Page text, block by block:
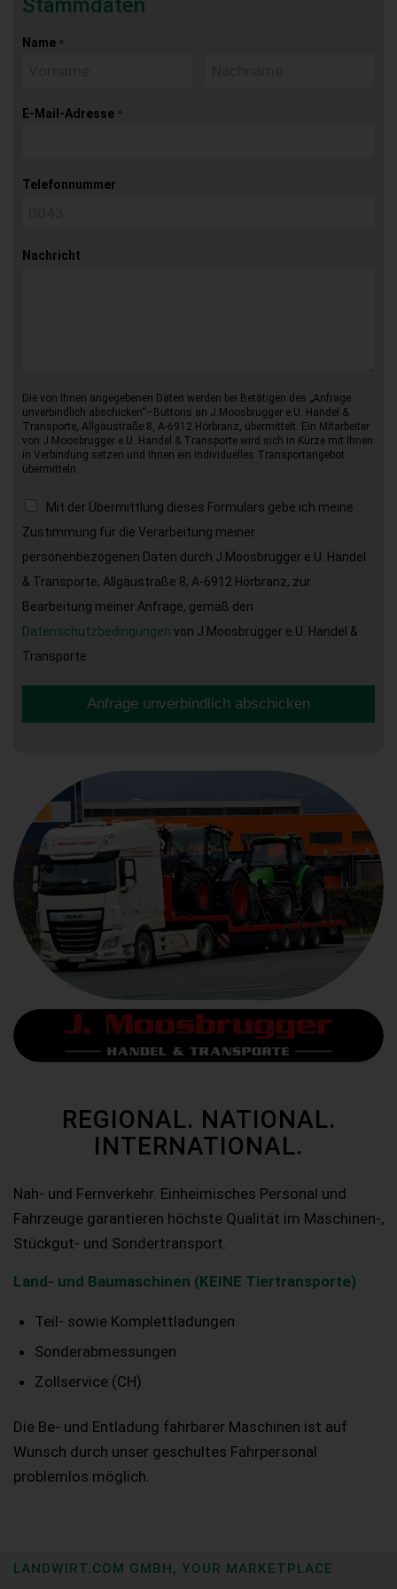
Stammdaten
Name *
E-Mail-Adresse *
Telefonnummer
Nachricht
Die von Ihnen angegebenen Daten werden bei Betätigen des „Anfrage
unverbindlich abschicken“–Buttons an J.Moosbrugger e.U. Handel &
Transporte, Allgäustraße 8, A-6912 Hörbranz, übermittelt. Ein Mitarbeiter
von J.Moosbrugger e.U. Handel & Transporte wird sich in Kürze mit Ihnen
in Verbindung setzen und Ihnen ein individuelles Transportangebot
übermitteln.
Mit der Übermittlung dieses Formulars gebe ich meine
Zustimmung für die Verarbeitung meiner
personenbezogenen Daten durch J.Moosbrugger e.U. Handel
& Transporte, Allgäustraße 8, A-6912 Hörbranz, zur
Bearbeitung meiner Anfrage, gemäß den
Datenschutzbedingungen von J.Moosbrugger e.U. Handel &
Transporte.
Anfrage unverbindlich abschicken
REGIONAL. NATIONAL.
INTERNATIONAL.
Nah- und Fernverkehr. Einheimisches Personal und
Fahrzeuge garantieren höchste Qualität im Maschinen-,
Stückgut- und Sondertransport.
Land- und Baumaschinen (KEINE Tiertransporte)
Teil- sowie Komplettladungen
Sonderabmessungen
Zollservice (CH)
Die Be- und Entladung fahrbarer Maschinen ist auf
Wunsch durch unser geschultes Fahrpersonal
problemlos möglich.
LANDWIRT.COM GMBH, YOUR MARKETPLACE